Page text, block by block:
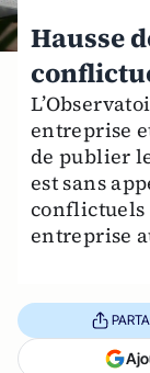
Hausse
entreprise
de publier
est sans
conflictuels
entreprise